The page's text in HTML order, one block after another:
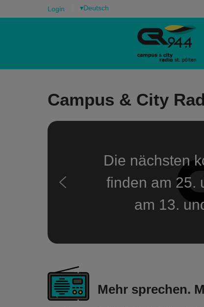
Login ▾
Campus & City
Die nächsten
finden am 25.
am 13.
Mehr sprechen.